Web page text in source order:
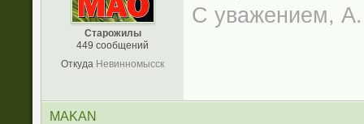
Старожилы
449 сообщений
Откуда Невинномысск
С уважением,
MAKAN